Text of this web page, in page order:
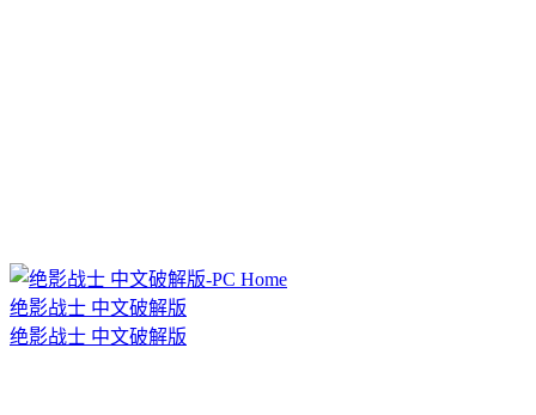
绝影战士 中文破解版
绝影战士 中文破解版